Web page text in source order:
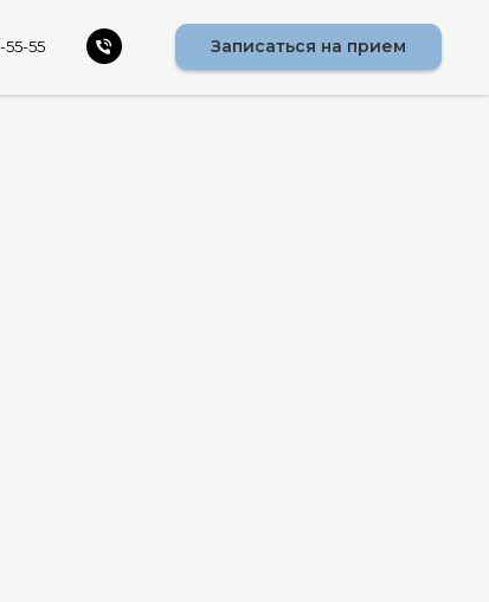
55-55 Записаться на прием